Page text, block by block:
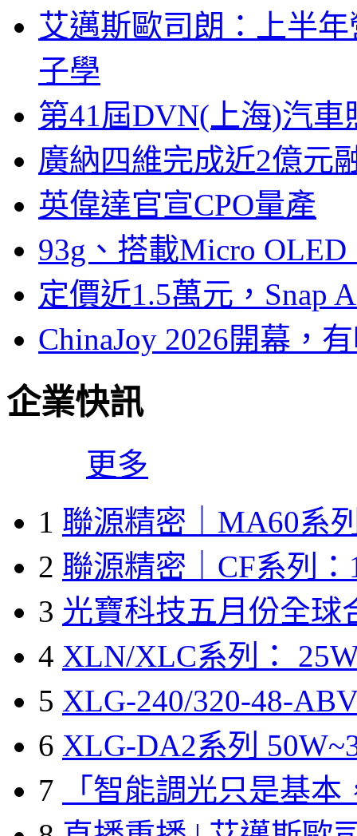
艾邁斯歐司朗：上半
子學
第41屆DVN(上海)汽
廣納四維完成近2億元
英偉達官宣CPO量產
93g、搭載Micro
定價近1.5萬元，Snap
ChinaJoy 2026開幕，
企業快訊
更多
1 聯源精密｜MA60系
2 聯源精密｜CF系列：
3 光寶科技五月份全球
4 XLN/XLC系列：
5 XLG-240/320-48-
6 XLG-DA2系列
7
「智能調光只是基本